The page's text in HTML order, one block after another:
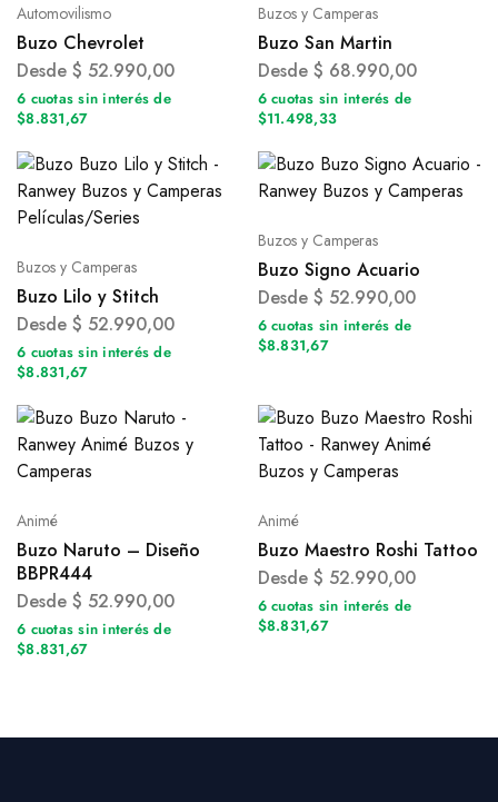
Automovilismo
Buzo Chevrolet
Desde $ 52.990,00
6 cuotas sin interés de
$8.831,67
Buzos y Camperas
Buzo San Martin
Desde $ 68.990,00
6 cuotas sin interés de
$11.498,33
Buzos y Camperas
Buzo Lilo y Stitch
Desde $ 52.990,00
6 cuotas sin interés de
$8.831,67
Buzos y Camperas
Buzo Signo Acuario
Desde $ 52.990,00
6 cuotas sin interés de
$8.831,67
Animé
Buzo Naruto – Diseño
BBPR444
Desde $ 52.990,00
6 cuotas sin interés de
$8.831,67
Animé
Buzo Maestro Roshi Tattoo
Desde $ 52.990,00
6 cuotas sin interés de
$8.831,67